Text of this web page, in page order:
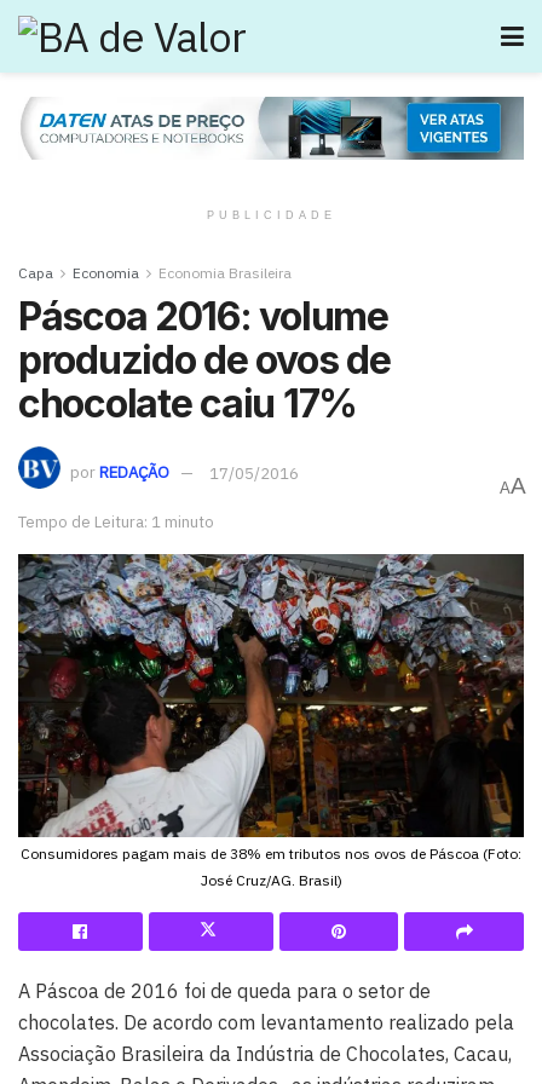
PUBLICIDADE
Capa Economia Economia Brasileira
Páscoa 2016: volume
produzido de ovos de
chocolate caiu 17%
porREDAÇÃO 17/05/2016
Tempo de Leitura: 1 minuto
AA
Consumidores pagam mais de 38% em tributos nos ovos de Páscoa (Foto:
José Cruz/AG. Brasil)
A Páscoa de 2016 foi de queda para o setor de
chocolates. De acordo com levantamento realizado pela
Associação Brasileira da Indústria de Chocolates, Cacau,